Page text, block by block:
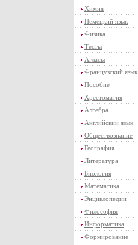
Химия
Немецкий язык
Физика
Тесты
Атласы
Французский язык
Пособие
Хрестоматия
Алгебра
Английский язык
Обществознание
География
Литература
Биология
Математика
Энциклопедии
Философия
Информатика
Формирование